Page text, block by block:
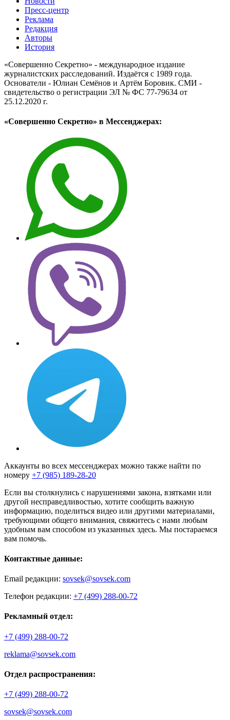
Пресс-центр
Реклама
Редакция
Авторы
История
«Совершенно Секретно» - международное издание
журналистских расследований. Издаётся с 1989 года.
Основатели - Юлиан Семёнов и Артём Боровик. CМИ -
свидетельство о регистрации ЭЛ № ФС 77-79634 от
25.12.2020 г.
«Совершенно Секретно» в Мессенджерах:
Аккаунты во всех мессенджерах можно также найти по
номеру +7 (985) 189-28-20
Если вы столкнулись с нарушениями закона, взятками или
другой несправедливостью, хотите сообщить важную
информацию, поделиться видео или другими материалами,
требующими общего внимания, свяжитесь с нами любым
удобным вам способом из указанных здесь. Мы постараемся
вам помочь.
Контактные данные:
Email редакции: sovsek@sovsek.com
Телефон редакции: +7 (499) 288-00-72
Рекламный отдел:
+7 (499) 288-00-72
reklama@sovsek.com
Отдел распространения:
+7 (499) 288-00-72
sovsek@sovsek.com